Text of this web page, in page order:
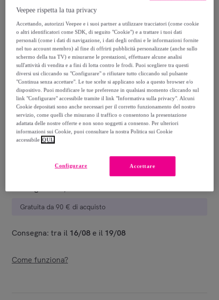
Camicia in lino Tongareva Verde militare
31,90 €
84,00 €
-62%
Guida alle taglie
Venduto daHot Buttered
Consegna
Gratuita da 90 € di acquisto
Consegna: tra il 16/08 e il 19/08
Come funziona?
Veepee rispetta la tua privacy
Accettando, autorizzi Veepee e i suoi partner a utilizzare tracciatori (come cookie
o altri identificatori come SDK, di seguito "Cookie") e a trattare i tuoi dati
personali (come i dati di navigazione, i dati degli ordini e le informazioni fornite
nel tuo account membro) al fine di offrirti pubblicità personalizzate (anche sullo
schermo della tua TV) e misurarne le prestazioni, effettuare alcune analisi
sull'attività di vendita e a fini di lotta contro le frodi. Puoi scegliere tra questi
diversi usi cliccando su "Configurare" o rifiutare tutto cliccando sul pulsante
"Continua senza accettare". Le tue scelte si applicano solo a questo browser e/o
dispositivo. Puoi modificare le tue preferenze in qualsiasi momento cliccando sul
link "Configurare" accessibile tramite il link "Informativa sulla privacy". Alcuni
Cookie depositati sono anche necessari per il corretto funzionamento del nostro
servizio, come quelli che misurano il traffico o consentono la presentazione
adattata delle nostre offerte e non sono soggetti a consenso. Per ulteriori
informazioni sui Cookie, puoi consultare la nostra Politica sui Cookie
accessibile QUI.
Accettare
Configurare